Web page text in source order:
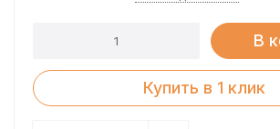
В
Купить в 1 клик